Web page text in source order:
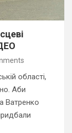
області,
Аби
Ватренко